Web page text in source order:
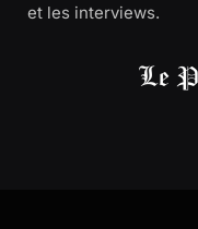
et les interviews.